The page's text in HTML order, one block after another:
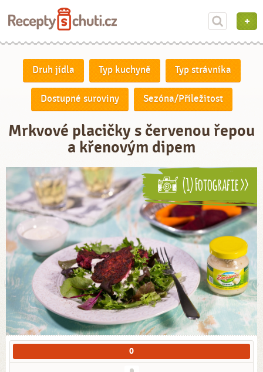
Druh jídla Typ kuchyně Typ strávníka
Dostupné suroviny Sezóna/Příležitost
Mrkvové placičky s červenou řepou
a křenovým dipem
(1) Fotografie >>
0